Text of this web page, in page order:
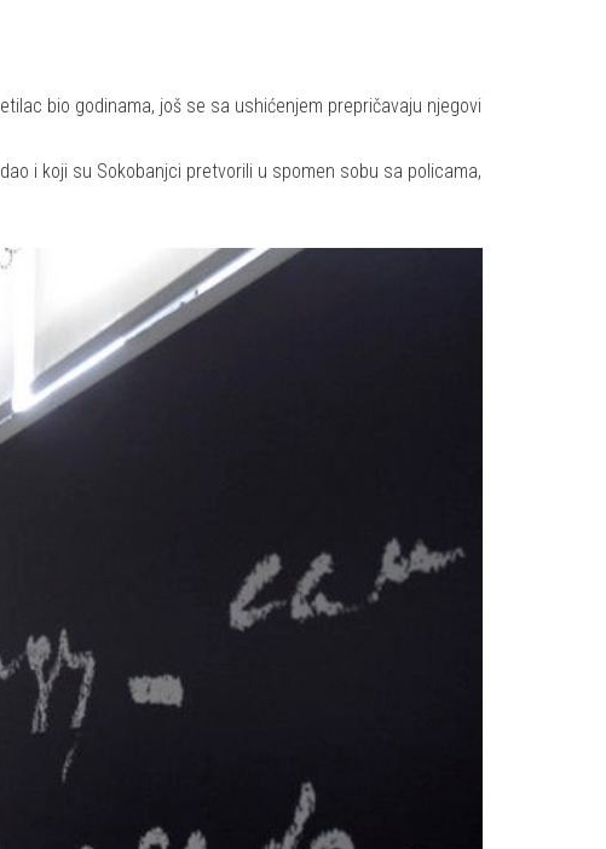
bio godinama, još se sa ushićenjem prepričavaju njegovi
i koji su Sokobanjci pretvorili u spomen sobu sa policama,